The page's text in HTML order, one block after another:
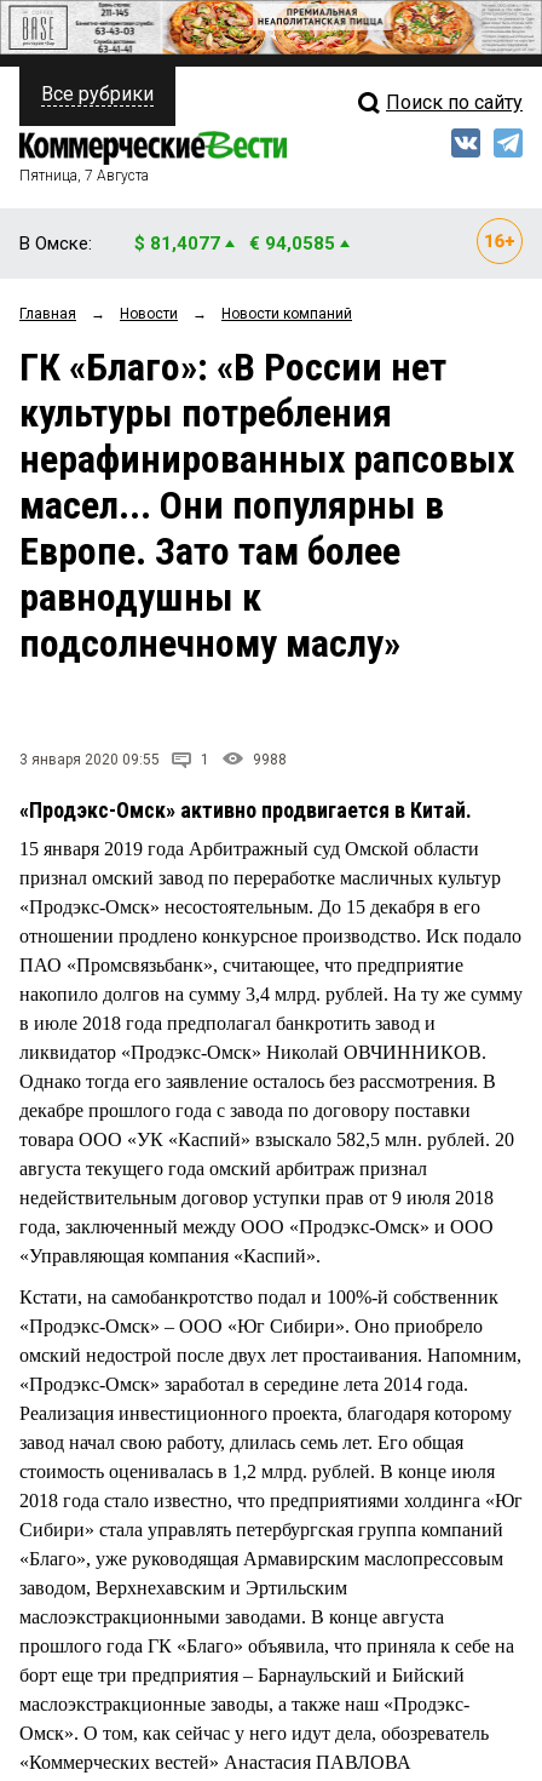
ПОЛИТИКА
ФИНАНСЫ
ОБЩЕСТВО
ЗАКОН
НОВОСТИ КОМПАНИЙ
ПРОИСШЕСТВИЯ
СТИЛЬ ЖИЗНИ
Свежий выпуск
Мнения
Рейтинги
Блоги
Архив
Все рубрики Поиск по сайту
Пятница, 7 Августа
В Омске: $ 81,4077 € 94,0585
Главная → Новости → Новости компаний
ГК «Благо»: «В России нет
культуры потребления
нерафинированных рапсовых
масел... Они популярны в
Европе. Зато там более
равнодушны к
подсолнечному маслу»
3 января 2020 09:55 1 9988
«Продэкс-Омск» активно продвигается в Китай.
15 января 2019 года Арбитражный суд Омской области
признал омский завод по переработке масличных культур
«Продэкс-Омск» несостоятельным. До 15 декабря в его
отношении продлено конкурсное производство. Иск подало
ПАО «Промсвязьбанк», считающее, что предприятие
накопило долгов на сумму 3,4 млрд. рублей. На ту же сумму
в июле 2018 года предполагал банкротить завод и
ликвидатор «Продэкс-Омск» Николай ОВЧИННИКОВ.
Однако тогда его заявление осталось без рассмотрения. В
декабре прошлого года с завода по договору поставки
товара ООО «УК «Каспий» взыскало 582,5 млн. рублей. 20
августа текущего года омский арбитраж признал
недействительным договор уступки прав от 9 июля 2018
года, заключенный между ООО «Продэкс-Омск» и ООО
«Управляющая компания «Каспий».
Кстати, на самобанкротство подал и 100%-й собственник
«Продэкс-Омск» – ООО «Юг Сибири». Оно приобрело
омский недострой после двух лет простаивания. Напомним,
«Продэкс-Омск» заработал в середине лета 2014 года.
Реализация инвестиционного проекта, благодаря которому
завод начал свою работу, длилась семь лет. Его общая
стоимость оценивалась в 1,2 млрд. рублей. В конце июля
2018 года стало известно, что предприятиями холдинга «Юг
Сибири» стала управлять петербургская группа компаний
«Благо», уже руководящая Армавирским маслопрессовым
заводом, Верхнехавским и Эртильским
маслоэкстракционными заводами. В конце августа
прошлого года ГК «Благо» объявила, что приняла к себе на
борт еще три предприятия – Барнаульский и Бийский
маслоэкстракционные заводы, а также наш «Продэкс-
Омск». О том, как сейчас у него идут дела, обозреватель
«Коммерческих вестей» Анастасия ПАВЛОВА